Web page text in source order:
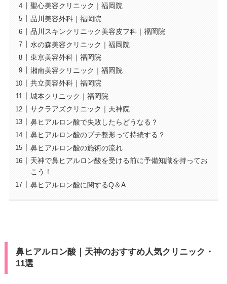
聖心美容クリニック｜福岡院
品川美容外科｜福岡院
品川スキンクリニック美容皮フ科｜福岡院
水の森美容クリニック｜福岡院
東京美容外科｜福岡院
湘南美容クリニック｜福岡院
共立美容外科｜福岡院
城本クリニック｜福岡院
サクラアズクリニック｜天神院
鼻ヒアルロン酸で失敗したらどうなる？
鼻ヒアルロン酸のプチ整形って持続する？
鼻ヒアルロン酸の施術の流れ
天神で鼻ヒアルロン酸を受ける前に予備知識を持ってお
こう！
鼻ヒアルロン酸に関するQ＆A
鼻ヒアルロン酸｜天神のおすすめ人気クリニック・
11選